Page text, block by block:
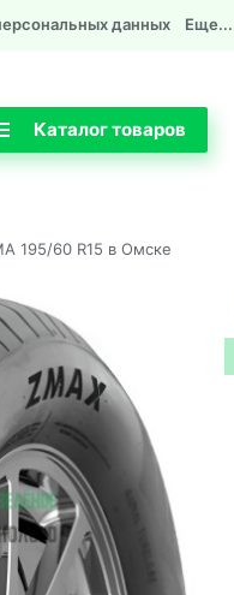
данных Еще...
Каталог товаров
195/60 R15 в Омске